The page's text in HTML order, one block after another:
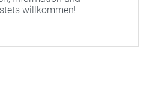
willkommen!